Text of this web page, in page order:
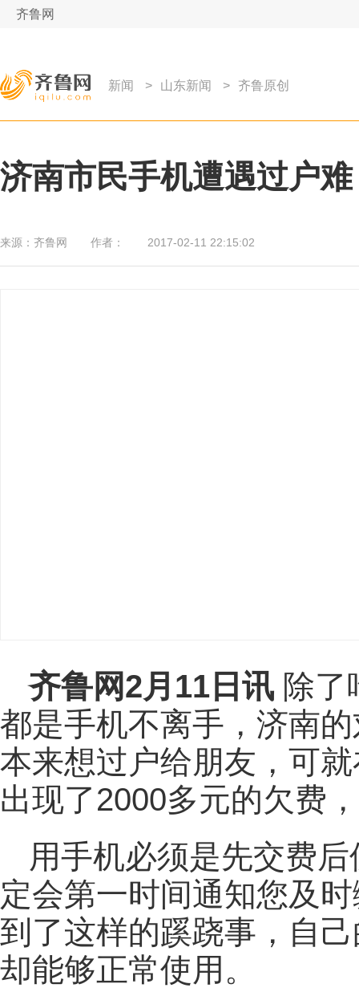
齐鲁网
新闻 > 山东新闻 > 齐鲁原创
济南市民手机遭遇过户
来源： 齐鲁网 作者： 2017-02-11 22:15:02
齐鲁网2月11日讯 除了
都是手机不离手，济南
本来想过户给朋友，可
出现了2000多元的欠费
用手机必须是先交费
定会第一时间通知您及
到了这样的蹊跷事，自
却能够正常使用。